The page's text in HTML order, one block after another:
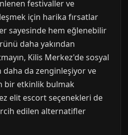
festivaller ve
için harika fırsatlar
sayesinde hem eğlenebilir
daha yakından
Kilis Merkez'de sosyal
da zenginleşiyor ve
bir etkinlik bulmak
elit escort seçenekleri de
edilen alternatifler